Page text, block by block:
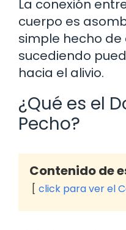
La conexión
cuerpo es
simple hecho
sucediendo
hacia el alivio.
¿Qué es el
Pecho?
Contenido de
click para ver el